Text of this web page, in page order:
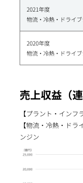
2021年度
物流・冷熱・ドライ
2020年度
物流・冷熱・ドライ
売上収益（連
【プラント・イン
【物流・冷熱・ド
ンジン